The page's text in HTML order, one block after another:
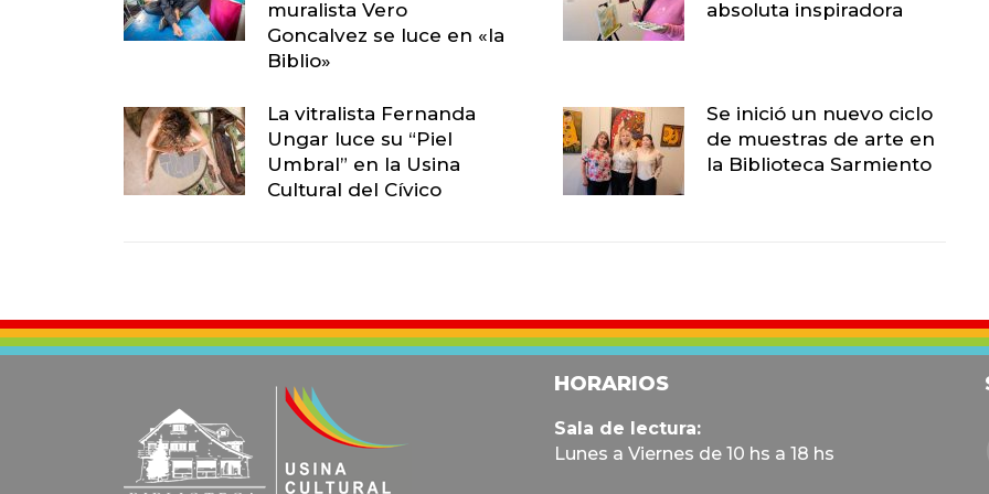
muralista Vero
Goncalvez se luce en «la
Biblio»
absoluta inspiradora
La vitralista Fernanda
Ungar luce su “Piel
Umbral” en la Usina
Cultural del Cívico
Se inició un nuevo ciclo
de muestras de arte en
la Biblioteca Sarmiento
HORARIOS
Sala de lectura:
Lunes a Viernes de 10 hs a 18 hs